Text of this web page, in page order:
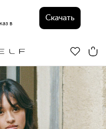
в
Скачать